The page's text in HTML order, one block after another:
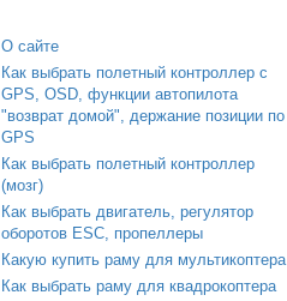
О сайте
Как выбрать полетный контроллер с
GPS, OSD, функции автопилота
"возврат домой", держание позиции по
GPS
Как выбрать полетный контроллер
(мозг)
Как выбрать двигатель, регулятор
оборотов ESC, пропеллеры
Какую купить раму для мультикоптера
Как выбрать раму для квадрокоптера